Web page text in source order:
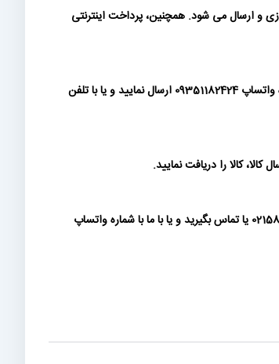
و ارسال می شود. همچنین، پرداخت اینترنتی
شما می توانید پس از ثبت سفارش، پیش فاکتور تولید شده را دانلود نموده و مبلغ سفارش را به شماره کارتها و حسابهای درج شده در آن واریز نمایید و رسید آن را به شماره واتساپ 09351182424 ارسال نمایید و یا با تلفن
کالا را دریافت نمایید.
پرداخت بصورت چک فعلا در سایت فعال نمی باشد. در صورتی که مشتری حقوقی هستید و الزام به پرداخت چک برای وجه پیش فاکتور دارید، لطفا با شماره تلفن 02158693000 یا تماس بگیرید و یا با ما با شماره واتساپ